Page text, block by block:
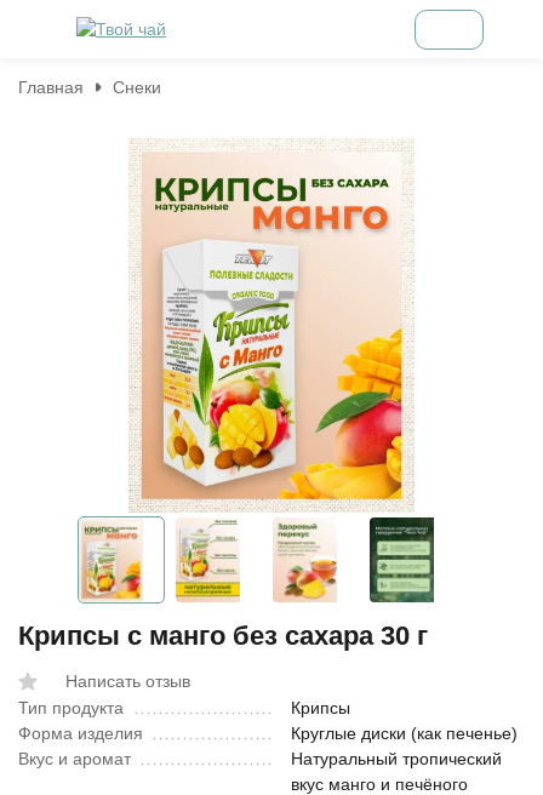
Главная Снеки
Крипсы с манго без сахара 30 г
Написать отзыв
Тип продукта
Крипсы
Форма изделия
Круглые диски (как печенье)
Вкус и аромат
Натуральный тропический
вкус манго и печёного